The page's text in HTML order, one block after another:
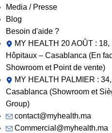
Media / Presse
Blog
Besoin d'aide ?
MY HEALTH 20 AOÛT :
Hôpitaux – Casablanca (En
Showroom et Point de vente)
MY HEALTH PALMIER :
Casablanca (Showroom et
Group)
contact@myhealth.ma
Commercial@myhealth.ma